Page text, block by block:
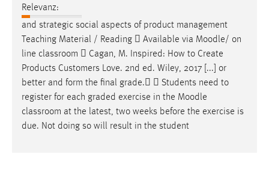
Relevanz:
and strategic social aspects of product management
Teaching Material / Reading  Available via Moodle/ on
line classroom  Cagan, M. Inspired: How to Create
Products Customers Love. 2nd ed. Wiley, 2017 [...] or
better and form the final grade.  Students need to
register for each graded exercise in the Moodle
classroom at the latest, two weeks before the exercise is
due. Not doing so will result in the student